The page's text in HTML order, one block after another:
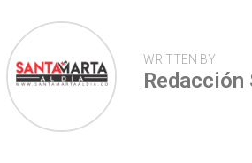
WRITTEN BY
Redacción